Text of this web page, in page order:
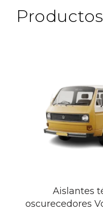
Aislantes
oscurecedores